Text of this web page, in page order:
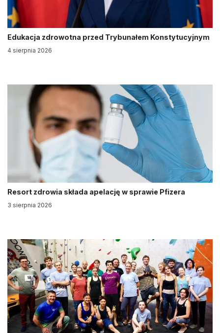
Edukacja zdrowotna przed Trybunałem Konstytucyjnym
4 sierpnia 2026
Resort zdrowia składa apelację w sprawie Pfizera
3 sierpnia 2026